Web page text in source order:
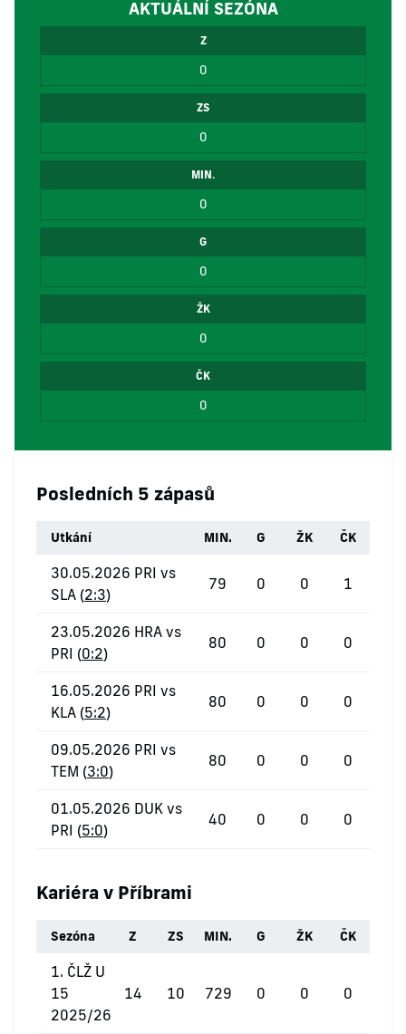
AKTUÁLNÍ SEZÓNA
Z
0
ZS
0
MIN.
0
G
0
ŽK
0
ČK
0
Posledních 5 zápasů
Utkání MIN. G ŽK ČK
30.05.2026 PRI vs
SLA (2:3)
79 0 0 1
23.05.2026 HRA vs
PRI (0:2)
80 0 0 0
16.05.2026 PRI vs
KLA (5:2)
80 0 0 0
09.05.2026 PRI vs
TEM (3:0)
80 0 0 0
01.05.2026 DUK vs
PRI (5:0)
40 0 0 0
Kariéra v Příbrami
Sezóna Z ZS MIN. G ŽK ČK
1. ČLŽ U
15
2025/26
14 10 729 0 0 0